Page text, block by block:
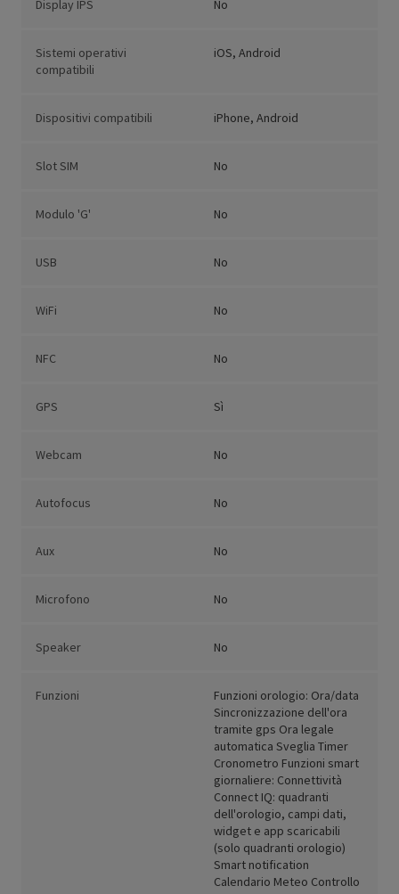
Display IPS No
Sistemi operativi
compatibili
iOS, Android
Dispositivi compatibili iPhone, Android
Slot SIM No
Modulo 'G' No
USB No
WiFi No
NFC No
GPS Sì
Webcam No
Autofocus No
Aux No
Microfono No
Speaker No
Funzioni
Funzioni orologio: Ora/data
Sincronizzazione dell'ora
tramite gps Ora legale
automatica Sveglia Timer
Cronometro Funzioni smart
giornaliere: Connettività
Connect IQ: quadranti
dell'orologio, campi dati,
widget e app scaricabili
(solo quadranti orologio)
Smart notification
Calendario Meteo Controllo